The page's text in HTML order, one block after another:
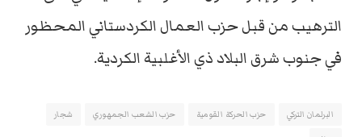
الترهيب من قبل حزب العمال الكردستاني المحظور
في جنوب شرق البلاد ذي الأغلبية الكردية.
البرلمان التركي حزب الحركة القومية حزب الشعب الجمهوري
شجار